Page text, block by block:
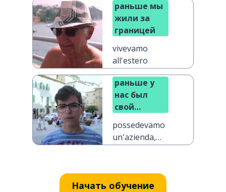
раньше мы
жили за
границей
vivevamo
all'estero
раньше у
нас был
свой
теперь нет
possedevamo
un'azienda,
più
Начать обучение